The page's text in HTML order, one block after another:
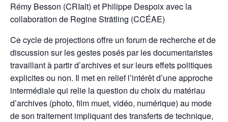
Rémy Besson (CRIalt) et Philippe Despoix avec la
collaboration de Regine Strätling (CCÉAE)
Ce cycle de projections offre un forum de recherche et de
discussion sur les gestes posés par les documentaristes
travaillant à partir d’archives et sur leurs effets politiques
explicites ou non. Il met en relief l’intérêt d’une approche
intermédiale qui relie la question du choix du matériau
d’archives (photo, film muet, vidéo, numérique) au mode
de son traitement impliquant des transferts de technique,